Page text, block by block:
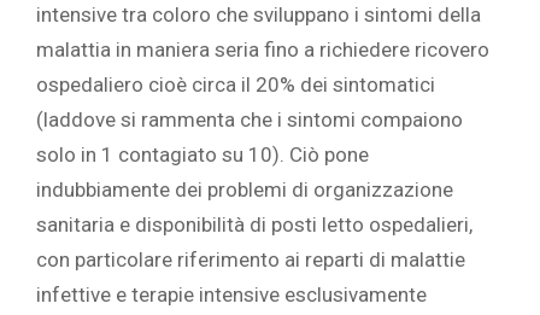
intensive tra coloro che sviluppano i sintomi della
malattia in maniera seria fino a richiedere ricovero
ospedaliero cioè circa il 20% dei sintomatici
(laddove si rammenta che i sintomi compaiono
solo in 1 contagiato su 10). Ciò pone
indubbiamente dei problemi di organizzazione
sanitaria e disponibilità di posti letto ospedalieri,
con particolare riferimento ai reparti di malattie
infettive e terapie intensive esclusivamente